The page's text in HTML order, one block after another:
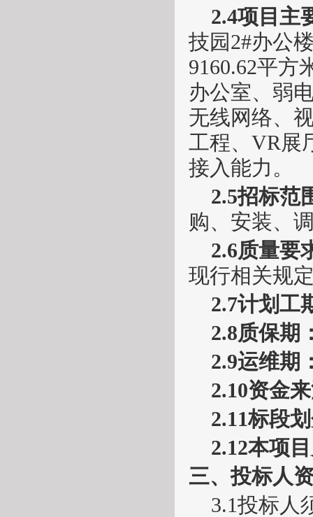
2.4项目主
技园2#办公
9160.62平方
办公室、弱
无线网络、
工程、VR展
接入能力。
2.5招标范
购、安装、
2.6质量要
现行相关规
2.7计划工
2.8质保期
2.9运维期
2.10资金
2.11标段
2.12本项
三、投标人
3.1投标人